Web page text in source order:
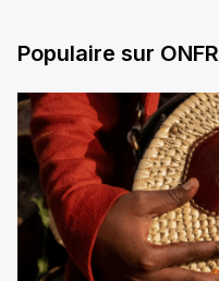
Populaire sur ONFR